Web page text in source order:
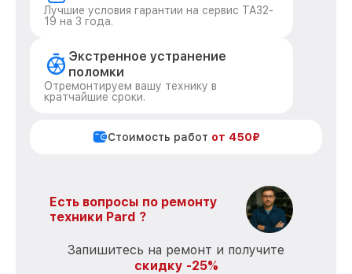
Лучшие условия гарантии на сервис TA32-
19 на 3 года.
Экстренное устранение
поломки
Отремонтируем вашу технику в
кратчайшие сроки.
Стоимость работ от 450₽
Есть вопросы по ремонту
техники Pard ?
Запишитесь на ремонт и получите
скидку -25%